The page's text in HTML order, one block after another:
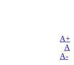
A+
A
A-